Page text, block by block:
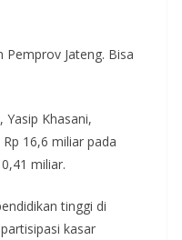
Jateng. Bisa
Khasani,
16,6 miliar pada
miliar.
tinggi di
kasar